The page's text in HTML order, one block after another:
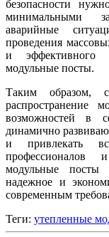
безопасности
минимальными
аварийные
проведения
и эффективного
модульные посты.
Таким образом,
распространение
возможностей в
динамично
и привлекать
профессионалов
модульные посты
надежное и
современным
Теги: ​утепленные